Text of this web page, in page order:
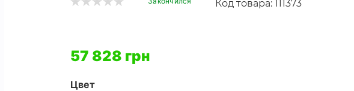
Код товара: 111373
57 828 грн
Цвет